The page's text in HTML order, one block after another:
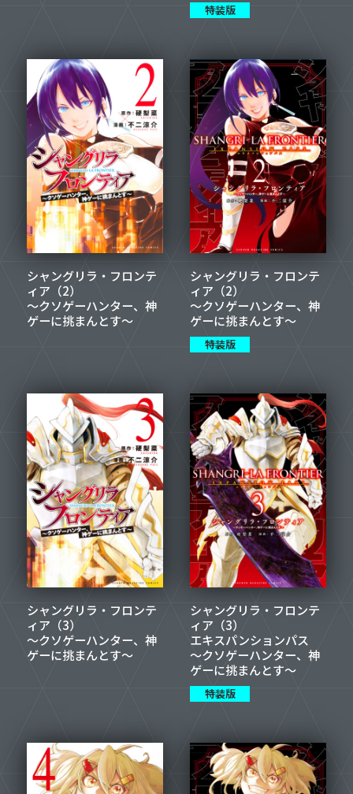
特装版
シャングリラ・フロンテ
ィア（2）
～クソゲーハンター、神
ゲーに挑まんとす～
シャングリラ・フロンテ
ィア（2）
～クソゲーハンター、神
ゲーに挑まんとす～
特装版
シャングリラ・フロンテ
ィア（3）
～クソゲーハンター、神
ゲーに挑まんとす～
シャングリラ・フロンテ
ィア（3）
エキスパンションパス
～クソゲーハンター、神
ゲーに挑まんとす～
特装版